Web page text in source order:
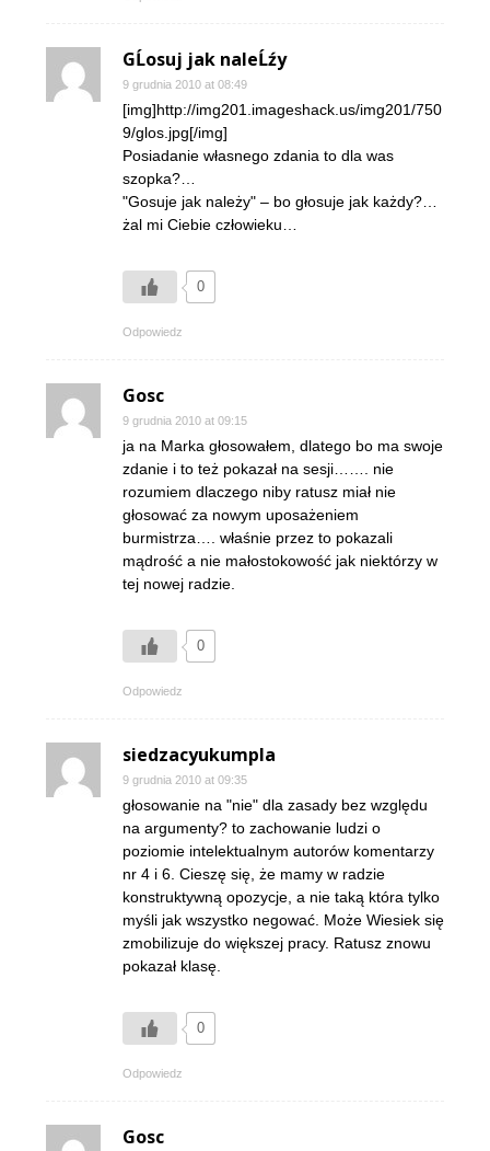
GĹosuj jak naleĹźy
9 grudnia 2010 at 08:49
[img]http://img201.imageshack.us/img201/750
9/glos.jpg[/img]
Posiadanie własnego zdania to dla was
szopka?…
"Gosuje jak należy" – bo głosuje jak każdy?…
żal mi Ciebie człowieku…
0
Odpowiedz
Gosc
9 grudnia 2010 at 09:15
ja na Marka głosowałem, dlatego bo ma swoje
zdanie i to też pokazał na sesji……. nie
rozumiem dlaczego niby ratusz miał nie
głosować za nowym uposażeniem
burmistrza…. właśnie przez to pokazali
mądrość a nie małostokowość jak niektórzy w
tej nowej radzie.
0
Odpowiedz
siedzacyukumpla
9 grudnia 2010 at 09:35
głosowanie na "nie" dla zasady bez względu
na argumenty? to zachowanie ludzi o
poziomie intelektualnym autorów komentarzy
nr 4 i 6. Cieszę się, że mamy w radzie
konstruktywną opozycje, a nie taką która tylko
myśli jak wszystko negować. Może Wiesiek się
zmobilizuje do większej pracy. Ratusz znowu
pokazał klasę.
0
Odpowiedz
Gosc